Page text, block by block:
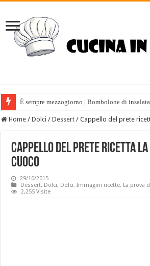
È sempre mezzogiorno | Bombolone di
Home / Dolci / Dessert / Cappello del prete
Cappello del prete ricetta La
Cuoco
29/10/2015
Dessert, Dolci, Dolci,Immagini ricette, La prova
2,255 Visite